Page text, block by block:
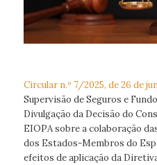
Circular n.º 7/2025, de 26 de
Supervisão de Seguros e
Divulgação da Decisão do
EIOPA sobre a colaboração
dos Estados-Membros do
efeitos de aplicação da